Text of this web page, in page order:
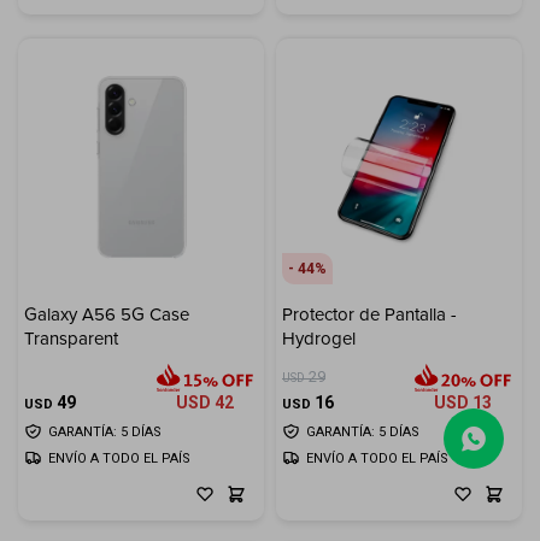
Galaxy A56 5G Case
Transparent
USD 49 USD 42
GARANTÍA: 5 DÍAS
ENVÍO A TODO EL PAÍS
44
Protector de Pantalla -
Hydrogel
USD 29
USD 16 USD 13
GARANTÍA: 5 DÍAS
ENVÍO A TODO EL PAÍS